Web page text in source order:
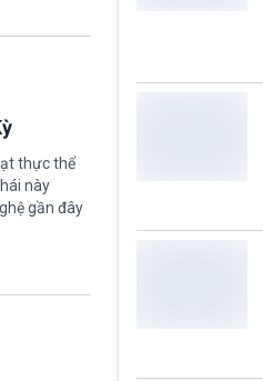
thực thể
này
gần đây